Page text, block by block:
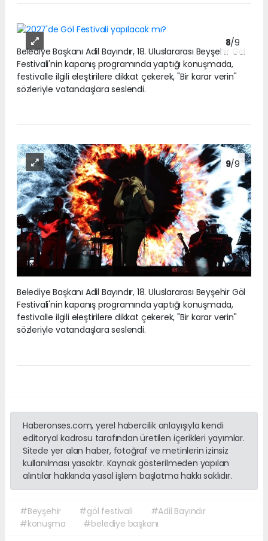
8/9
Belediye Başkanı Adil Bayındır, 18. Uluslararası Beyşehir Göl
Festivali'nin kapanış programında yaptığı konuşmada,
festivalle ilgili eleştirilere dikkat çekerek, "Bir karar verin"
sözleriyle vatandaşlara seslendi.
9/9
Belediye Başkanı Adil Bayındır, 18. Uluslararası Beyşehir Göl
Festivali'nin kapanış programında yaptığı konuşmada,
festivalle ilgili eleştirilere dikkat çekerek, "Bir karar verin"
sözleriyle vatandaşlara seslendi.
Haberonses.com, yerel habercilik anlayışıyla kendi
editoryal kadrosu tarafından üretilen içerikleri yayımlar.
Sitede yer alan haber, fotoğraf ve metinlerin izinsiz
kullanılması yasaktır. Kaynak gösterilmeden yapılan
alıntılar hakkında yasal işlem başlatma hakkı saklıdır.
#Beyşehir #göl festivali
#Adil Bayındır
#konuşma
#belediye başkanı